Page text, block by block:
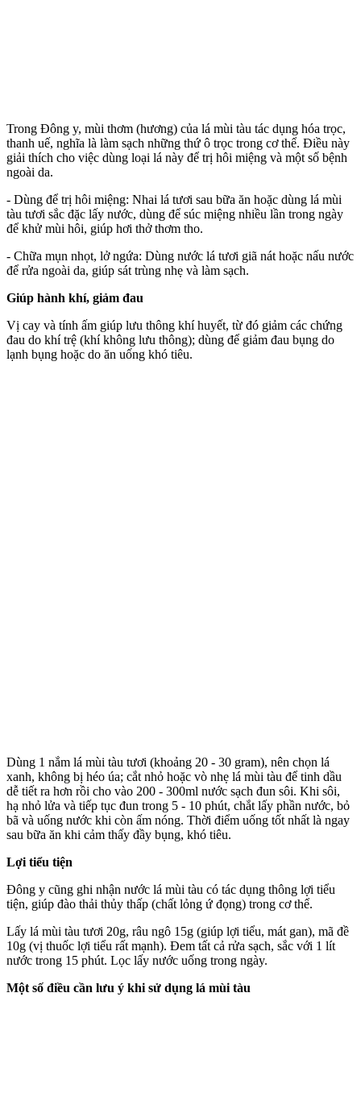
Trong Đông y, mùi thơm (hương) của lá mùi tàu tác dụng hóa trọc,
thanh uế, nghĩa là làm sạch những thứ ô trọc trong c‌ơ th‌ể. Điều này
giải thích cho việc dùng loại lá này để trị hôi miệng và một số bệnh
ngoài da.
- Dùng để trị hôi miệng: Nhai lá tươi sau bữa ăn hoặc dùng lá mùi
tàu tươi sắc đặc lấy nước, dùng để súc miệng nhiều lần trong ngày
để khử mùi hôi, giúp hơi thở thơm tho.
- Chữa mụn nhọt, lở ngứa: Dùng nước lá tươi giã nát hoặc nấu nước
để rửa ngoài da, giúp sát trùng nhẹ và làm sạch.
Giúp hành khí, giảm đau
Vị cay và tính ấm giúp lưu thông khí huyết, từ đó giảm các chứng
đau do khí trệ (khí không lưu thông); dùng để giảm đau bụng do
lạnh bụng hoặc do ăn uống khó tiêu.
Dùng 1 nắm lá mùi tàu tươi (khoảng 20 - 30 gram), nên chọn lá
xanh, không bị héo úa; cắt nhỏ hoặc vò nhẹ lá mùi tàu để tinh dầu
dễ tiết ra hơn rồi cho vào 200 - 300ml nước sạch đun sôi. Khi sôi,
hạ nhỏ lửa và tiếp tục đun trong 5 - 10 phút, chắt lấy phần nước, bỏ
bã và uống nước khi còn ấm nóng. Thời điểm uống tốt nhất là ngay
sau bữa ăn khi cảm thấy đầy bụng, khó tiêu.
Lợi tiểu tiện
Đông y cũng ghi nhận nước lá mùi tàu có tác dụng thông lợi tiểu
tiện, giúp đào thải thủy thấp (chất lỏng ứ đọng) trong c‌ơ th‌ể.
Lấy lá mùi tàu tươi 20g, râu ngô 15g (giúp lợi tiểu, mát gan), mã đề
10g (vị thuốc lợi tiểu rất mạnh). Đem tất cả rửa sạch, sắc với 1 lít
nước trong 15 phút. Lọc lấy nước uống trong ngày.
Một số điều cần lưu ý khi sử dụng lá mùi tàu